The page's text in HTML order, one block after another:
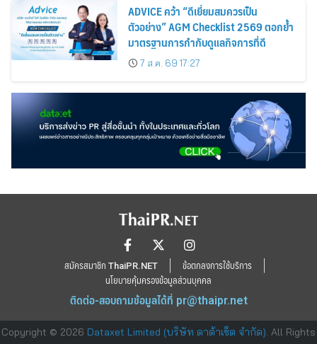
ADVICE คว้า “ดีเยี่ยมสมควรเป็น
ตัวอย่าง” AGM Checklist 2569 ตอกย้ำ
มาตรฐานการกำกับดูแลกิจการที่ดี
7 ส.ค. 69 17:27
สมัครสมาชิก ThaiPR.NET
ข้อตกลงการใช้บริการ
นโยบายคุ้มครองข้อมูลส่วนบุคคล
ติดต่อ-สอบถามข้อมูลได้ที่ pr@thaipr.net
Copyright © 2026 Dataxet Limited (บริษัท ดาต้าเซ็ต จำกัด). All Rights